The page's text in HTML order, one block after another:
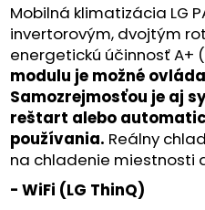
Mobilná klimatizácia LG
invertorovým, dvojtým
energetickú účinnosť A+
modulu je možné
Samozrejmosťou je aj
reštart alebo
používania. Reálny
na chladenie miestnosti
- WiFi (LG ThinQ)